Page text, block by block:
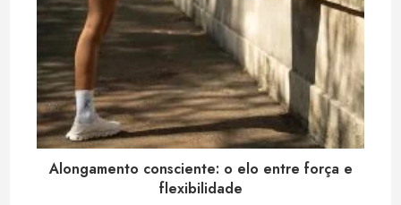
Alongamento consciente: o elo entre força e
flexibilidade